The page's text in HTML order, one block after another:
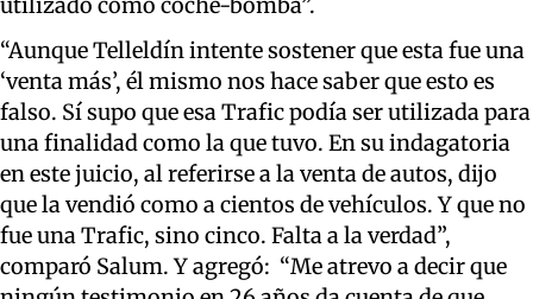
“Aunque Telleldín intente sostener que esta fue una
‘venta más’, él mismo nos hace saber que esto es
falso. Sí supo que esa Trafic podía ser utilizada para
una finalidad como la que tuvo. En su indagatoria
en este juicio, al referirse a la venta de autos, dijo
que la vendió como a cientos de vehículos. Y que no
fue una Trafic, sino cinco. Falta a la verdad”,
comparó Salum. Y agregó: “Me atrevo a decir que